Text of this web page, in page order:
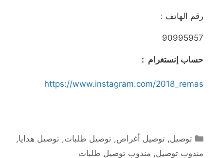
رقم الهاتف :
90995957
حساب إنستغرام :
https://www.instagram.com/2018_remas
التصنيفات
توصيل,توصيل أغراض,توصيل طلبات,توصيل هدايا,
مندوب توصيل, مندوب توصيل طلبات